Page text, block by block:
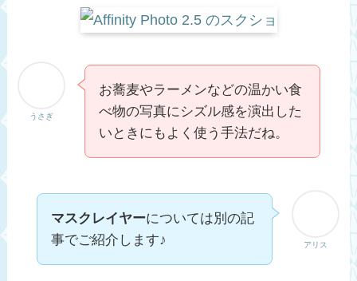
うさぎ
お蕎麦やラーメンなどの温かい食
べ物の写真にシズル感を演出した
いときにもよく使う手法だね。
アリス
マスクレイヤーについては別の記
事でご紹介します♪